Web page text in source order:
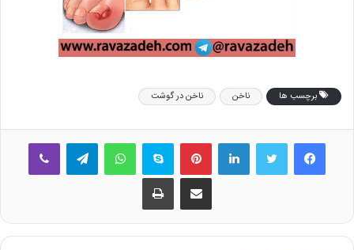
برچسب ها ناخن ناخن در گوشت
فیس بوک لینکدین ‫پین‌ترست اسکایپ واتس آپ
اشتراک گذاری از طریق ایمیل چاپ